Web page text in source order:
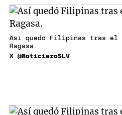
Así quedó Filipinas tras el
Ragasa.
X @NoticieroSLV